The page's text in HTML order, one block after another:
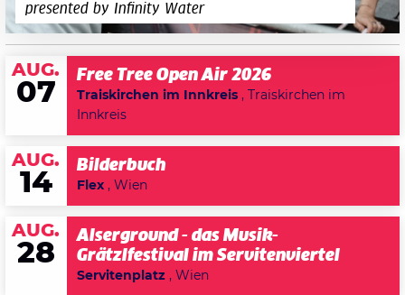
presented by Infinity Water
AUG.
07
Free Tree Open Air 2026
Traiskirchen im Innkreis , Traiskirchen im
Innkreis
AUG.
14
Bilderbuch
Flex , Wien
AUG.
28
Alserground - das Musik-
Grätzlfestival im Servitenviertel
Servitenplatz , Wien